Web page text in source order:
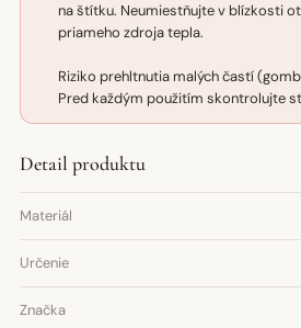
na štítku. Neumiestňujte v blízkosti
priameho zdroja tepla.
Riziko prehltnutia malých častí
Pred každým použitím skontrolujte
Detail produktu
Materiál
Určenie
Značka